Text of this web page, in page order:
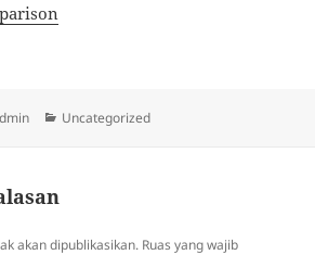
Kategori
Uncategorized
akan dipublikasikan. Ruas yang wajib